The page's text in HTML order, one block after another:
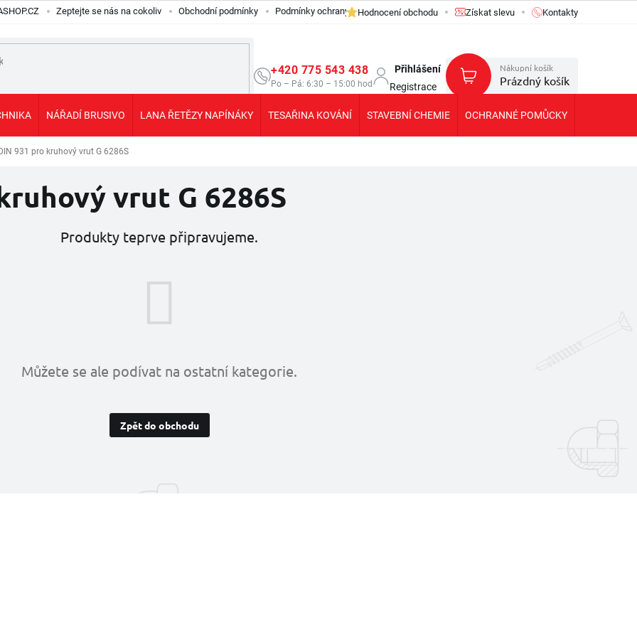
Zeptejte se nás na cokoliv Obchodní podmínky Podmínky ochrany osobních údajů GDPR
Hodnocení obchodu Získat slevu Kontakty
+420 775 543 438
Po – Pá: 6:30 – 15:00 hod
Přihlášení
Registrace
Nákupní košík
Prázdný košík
NÁŘADÍ BRUSIVO LANA ŘETĚZY NAPÍNÁKY TESAŘINA KOVÁNÍ STAVEBNÍ CHEMIE OCHRANNÉ POMŮCKY
931 pro kruhový vrut G 6286S
vrut G 6286S
Produkty teprve připravujeme.
Můžete se ale podívat na ostatní kategorie.
Zpět do obchodu